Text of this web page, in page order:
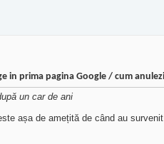
in prima pagina Google / cum
un car de ani
așa de amețită de când au